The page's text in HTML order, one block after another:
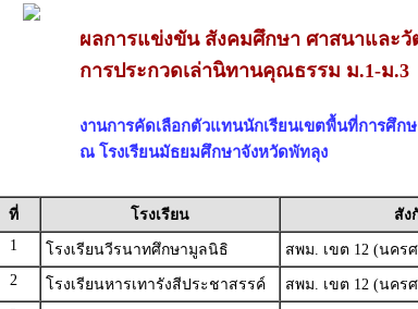
ผลการแข่งขัน สังคมศึกษา ศาสนาและ
การประกวดเล่านิทานคุณธรรม ม.1-ม.3
งานการคัดเลือกตัวแทนนักเรียนเขตพื้นที่การศึก
ณ โรงเรียนมัธยมศึกษาจังหวัดพัทลุง
ที่ โรงเรียน สัง
1
โรงเรียนวีรนาทศึกษามูลนิธิ สพม. เขต 12 (นคร
2
โรงเรียนหารเทารังสีประชาสรรค์ สพม. เขต 12 (นคร